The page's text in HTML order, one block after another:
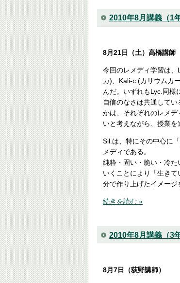
2010年8月講義（1年
8月21日（土）高橋講師
今回のレメディ学習は、
カ)、Kali-c.(カリウムカ
んだ。いずれもLyc.同様
自信のなさは共通して
かは、それぞれのレメ
いと考えながら、授業を
Sil.は、特にその中心に
メディである。
純粋・固い・脆い・冷
いくことにより「生き
分で作り上げたイメージ
続きを読む »
2010年8月講義（3年
8月7日（荻野講師）